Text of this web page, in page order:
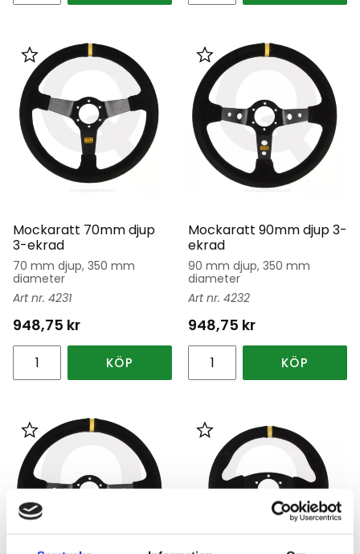
Mockaratt 70mm djup
3-ekrad
70 mm djup, 350 mm
diameter
4231
948,75 kr
Lägg till i favoriter
KÖP
Mockaratt 90mm djup 3-
ekrad
90 mm djup, 350 mm
diameter
4232
948,75 kr
Lägg till i favoriter
KÖP
Lägg till i favoriter Lägg till i favoriter